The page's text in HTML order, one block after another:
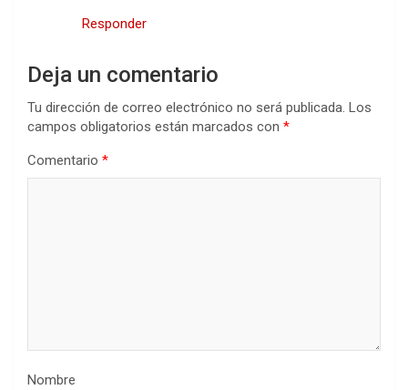
Responder
Deja un comentario
Tu dirección de correo electrónico no será publicada. Los
campos obligatorios están marcados con *
Comentario *
Nombre